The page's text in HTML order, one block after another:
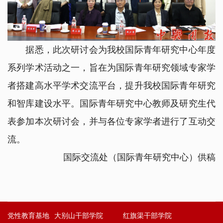
据悉，此次研讨会为我校国际青年研究中心年度
系列学术活动之一，旨在为国际青年研究领域专家学
者搭建高水平学术交流平台，提升我校国际青年研究
和智库建设水平。国际青年研究中心教师及研究生代
表参加本次研讨会，并与各位专家学者进行了互动交
流。
国际交流处（国际青年研究中心）供稿
党性教育基地 大别山干部学院 红旗渠干部学院